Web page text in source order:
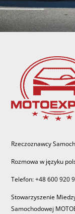
Rzeczoznawcy
Rozmowa w języku
Telefon: +48 600 920
Stowarzyszenie
Samochodowej